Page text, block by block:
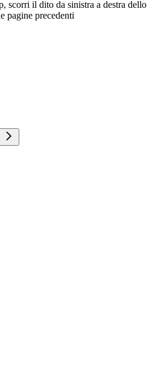
scorri il dito da sinistra a destra dello
pagine precedenti